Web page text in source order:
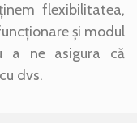
flexibilitatea,
și modul
a ne asigura că
dvs.